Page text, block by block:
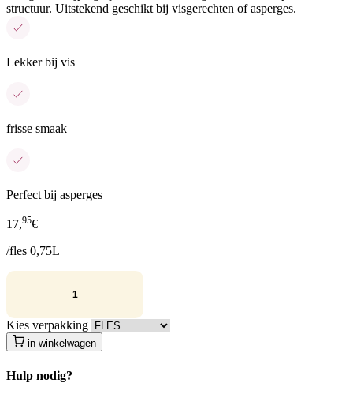
structuur. Uitstekend geschikt bij visgerechten of asperges.
Lekker bij vis
frisse smaak
Perfect bij asperges
17,95€
/fles 0,75L
Kies verpakking
in winkelwagen
Hulp nodig?